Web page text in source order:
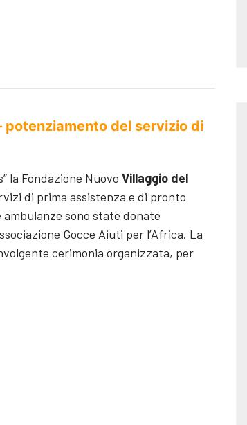
potenziamento del servizio di
la Fondazione Nuovo Villaggio del
di prima assistenza e di pronto
sono state donate
Gocce Aiuti per l’Africa. La
cerimonia organizzata, per